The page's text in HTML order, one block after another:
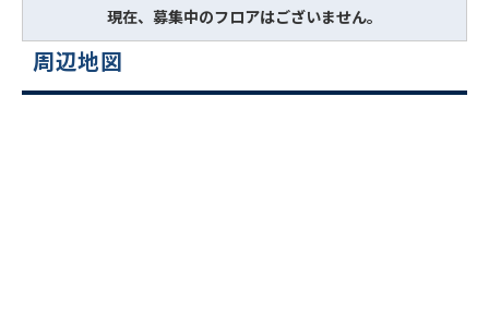
現在、募集中のフロアはございません。
周辺地図